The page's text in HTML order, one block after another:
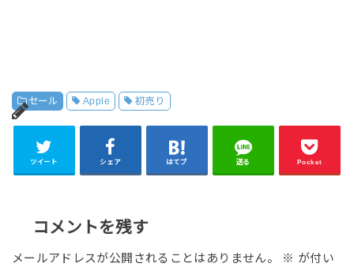
セール Apple 初売り
ツイート シェア はてブ 送る Pocket
コメントを残す
メールアドレスが公開されることはありません。 ※ が付い